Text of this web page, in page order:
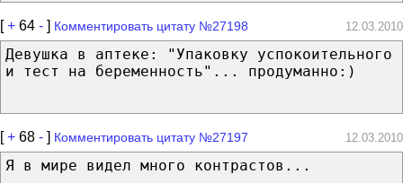
[+ 64 - ] Комментировать цитату №27198 12.03.2010
Девушка в аптеке: "Упаковку успокоительного
и тест на беременность"... продуманно:)
[+ 68 - ] Комментировать цитату №27197 12.03.2010
Я в мире видел много контрастов...